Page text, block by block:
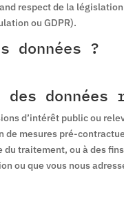
respect de la
ou GDPR).
données ?
d’intérêt public ou
de mesures pré-
traitement, ou à des
ou que vous nous